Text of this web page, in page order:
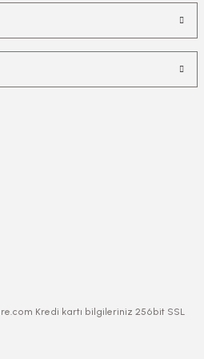
Kredi kartı bilgileriniz 256bit SSL